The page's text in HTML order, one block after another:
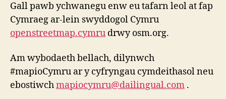
Gall pawb ychwanegu enw eu tafarn leol at fap
Cymraeg ar-lein swyddogol Cymru
openstreetmap.cymru drwy osm.org.
Am wybodaeth bellach, dilynwch
#mapioCymru ar y cyfryngau cymdeithasol neu
ebostiwchmapiocymru@dailingual.com .